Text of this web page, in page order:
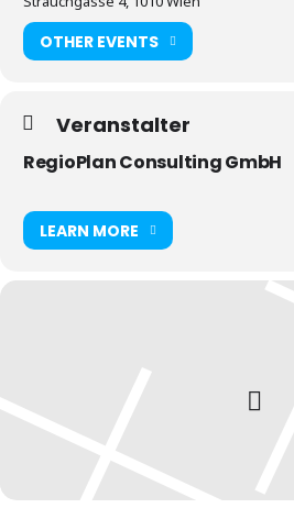
OTHER EVENTS
Veranstalter
RegioPlan Consulting GmbH
LEARN MORE